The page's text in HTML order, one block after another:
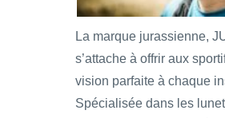
La marque jurassienne,
s’attache à offrir aux
vision parfaite à chaque
Spécialisée dans les